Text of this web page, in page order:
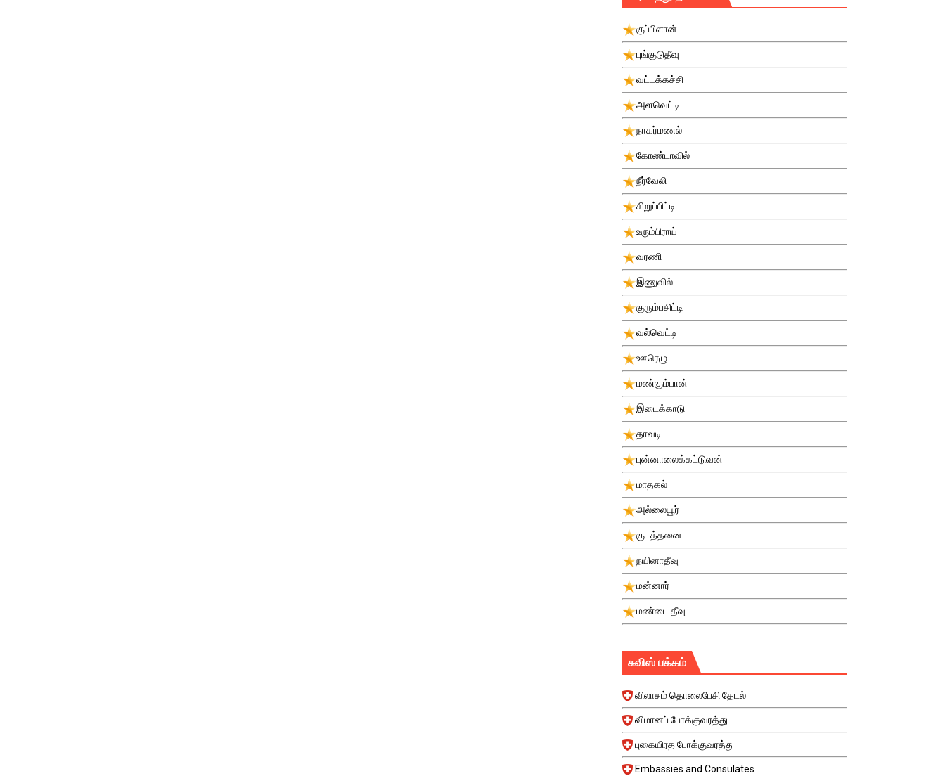
குப்பிளான்
புங்குடுதீவு
வட்டக்கச்சி
அளவெட்டி
நாகர்மணல்
கோண்டாவில்
நீர்வேலி
சிறுப்பிட்டி
உரும்பிராய்
வரணி
இணுவில்
குரும்பசிட்டி
வல்வெட்டி
ஊரெழு
மண்கும்பான்
இடைக்காடு
தாவடி
புன்னாலைக்கட்டுவன்
மாதகல்
அல்லையூர்
குடத்தனை
நயினாதீவு
மன்னார்
மண்டை தீவு
சுவிஸ் பக்கம்
விலாசம் தொலைபேசி தேடல்
விமானப் போக்குவரத்து
புகையிரத போக்குவரத்து
Embassies and Consulates